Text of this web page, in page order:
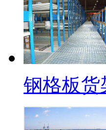
钢格板货